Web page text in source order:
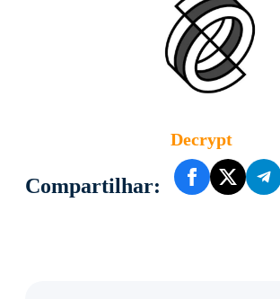
Decrypt
Compartilhar: